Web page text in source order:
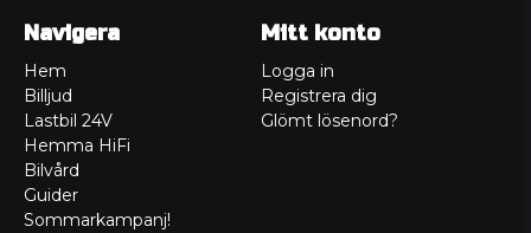
Navigera
Hem
Billjud
Lastbil 24V
Hemma HiFi
Bilvård
Guider
Sommarkampanj!
Mitt konto
Logga in
Registrera dig
Glömt lösenord?